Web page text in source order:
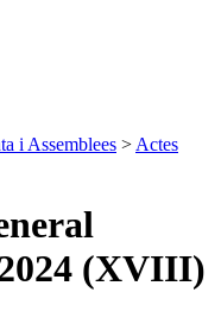
i Assemblees > Actes
(XVIII)